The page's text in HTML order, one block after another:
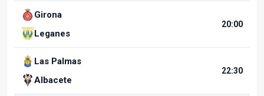
Girona
Leganes
20:00
Las Palmas
Albacete
22:30